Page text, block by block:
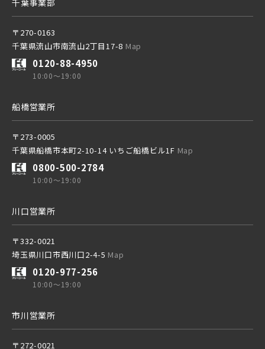
〒270-0163
千葉県流山市南流山2丁目17-8 Map
0120-88-4950
10:00～19:00
船橋営業所
〒273-0005
千葉県船橋市本町2-10-14 いちご船橋ビル1F Map
0800-500-2784
10:00～19:00
川口営業所
〒332-0021
埼玉県川口市西川口2-4-5 Map
0120-977-256
10:00～19:00
市川営業所
〒272-0021